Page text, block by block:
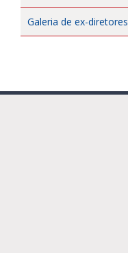
Galeria de ex-diretores